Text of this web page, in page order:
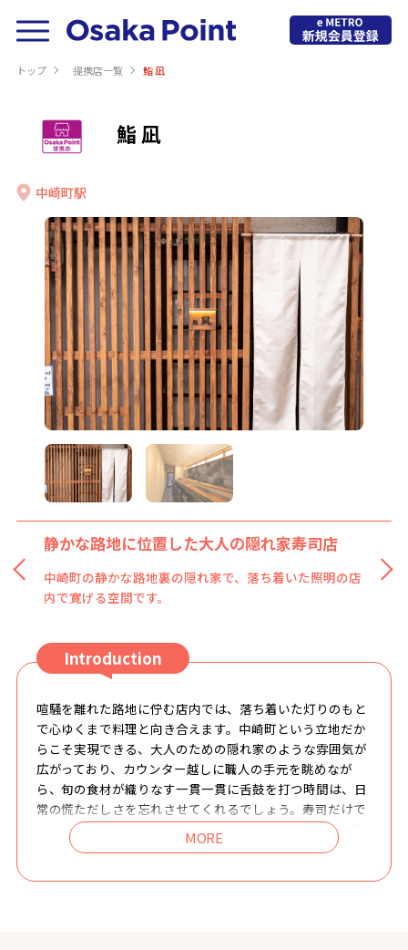
トップ 提携店⼀覧 鮨 凪
鮨 凪
中崎町駅
静かな路地に位置した大人の隠れ家寿司店
中崎町の静かな路地裏の隠れ家で、落ち着いた照明の店
内で寛げる空間です。
職人の手元を見ながら味わう本格寿司
カウンター席のみで、カウンター越しに職人の技を間近
で楽しめます。
Introduction
喧騒を離れた路地に佇む店内では、落ち着いた灯りのもと
で心ゆくまで料理と向き合えます。中崎町という立地だか
らこそ実現できる、大人のための隠れ家のような雰囲気が
広がっており、カウンター越しに職人の手元を眺めなが
ら、旬の食材が織りなす一貫一貫に舌鼓を打つ時間は、日
常の慌ただしさを忘れさせてくれるでしょう。寿司だけで
なく、季節ごとに変わる一品料理も楽しめるコースは、最
後まで飽きることなく新鮮な驚きと満足をお届けします。